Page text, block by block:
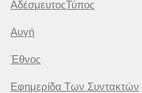
ΑδέσμευτοςΤύπος
Αυγή
Έθνος
Εφημερίδα Των Συντακτών